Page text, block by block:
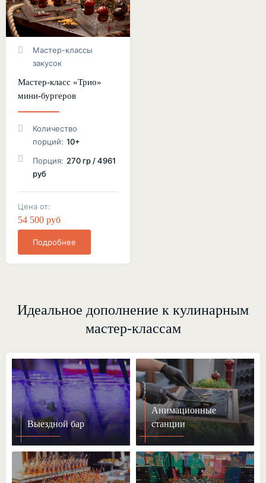
Мастер-классы
закусок
Мастер-класс «Трио»
мини-бургеров
Количество
порций: 10+
Порция: 270 гр / 4961
руб
Цена от:
54 500 руб
Подробнее
Идеальное дополнение к кулинарным
мастер-классам
Выездной бар
Анимационные
станции